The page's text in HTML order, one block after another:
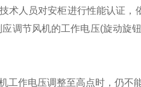
术人员对安柜进行性能认证
调节风机的工作电压(旋动旋
工作电压调整至高点时，仍